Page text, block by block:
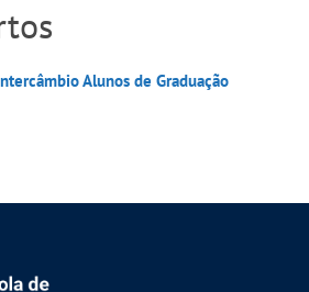
Alunos de Graduação